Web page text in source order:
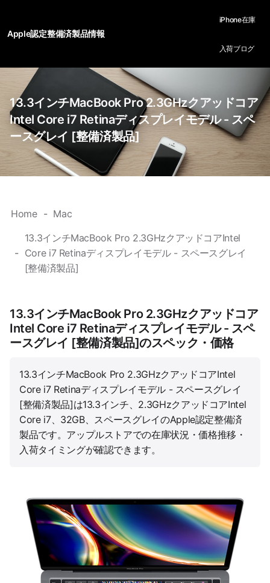
Apple認定整備済製品情報
iPhone在庫
入荷ブログ
13.3インチMacBook Pro 2.3GHzクアッドコア
Intel Core i7 Retinaディスプレイモデル - スペ
ースグレイ [整備済製品]
Home Mac
13.3インチMacBook Pro 2.3GHzクアッドコアIntel
Core i7 Retinaディスプレイモデル - スペースグレイ
[整備済製品]
13.3インチMacBook Pro 2.3GHzクアッドコア
Intel Core i7 Retinaディスプレイモデル - スペ
ースグレイ [整備済製品]のスペック・価格
13.3インチMacBook Pro 2.3GHzクアッドコアIntel
Core i7 Retinaディスプレイモデル - スペースグレイ
[整備済製品]は13.3インチ、2.3GHzクアッドコアIntel
Core i7、32GB、スペースグレイのApple認定整備済
製品です。アップルストアでの在庫状況・価格推移・
入荷タイミングが確認できます。